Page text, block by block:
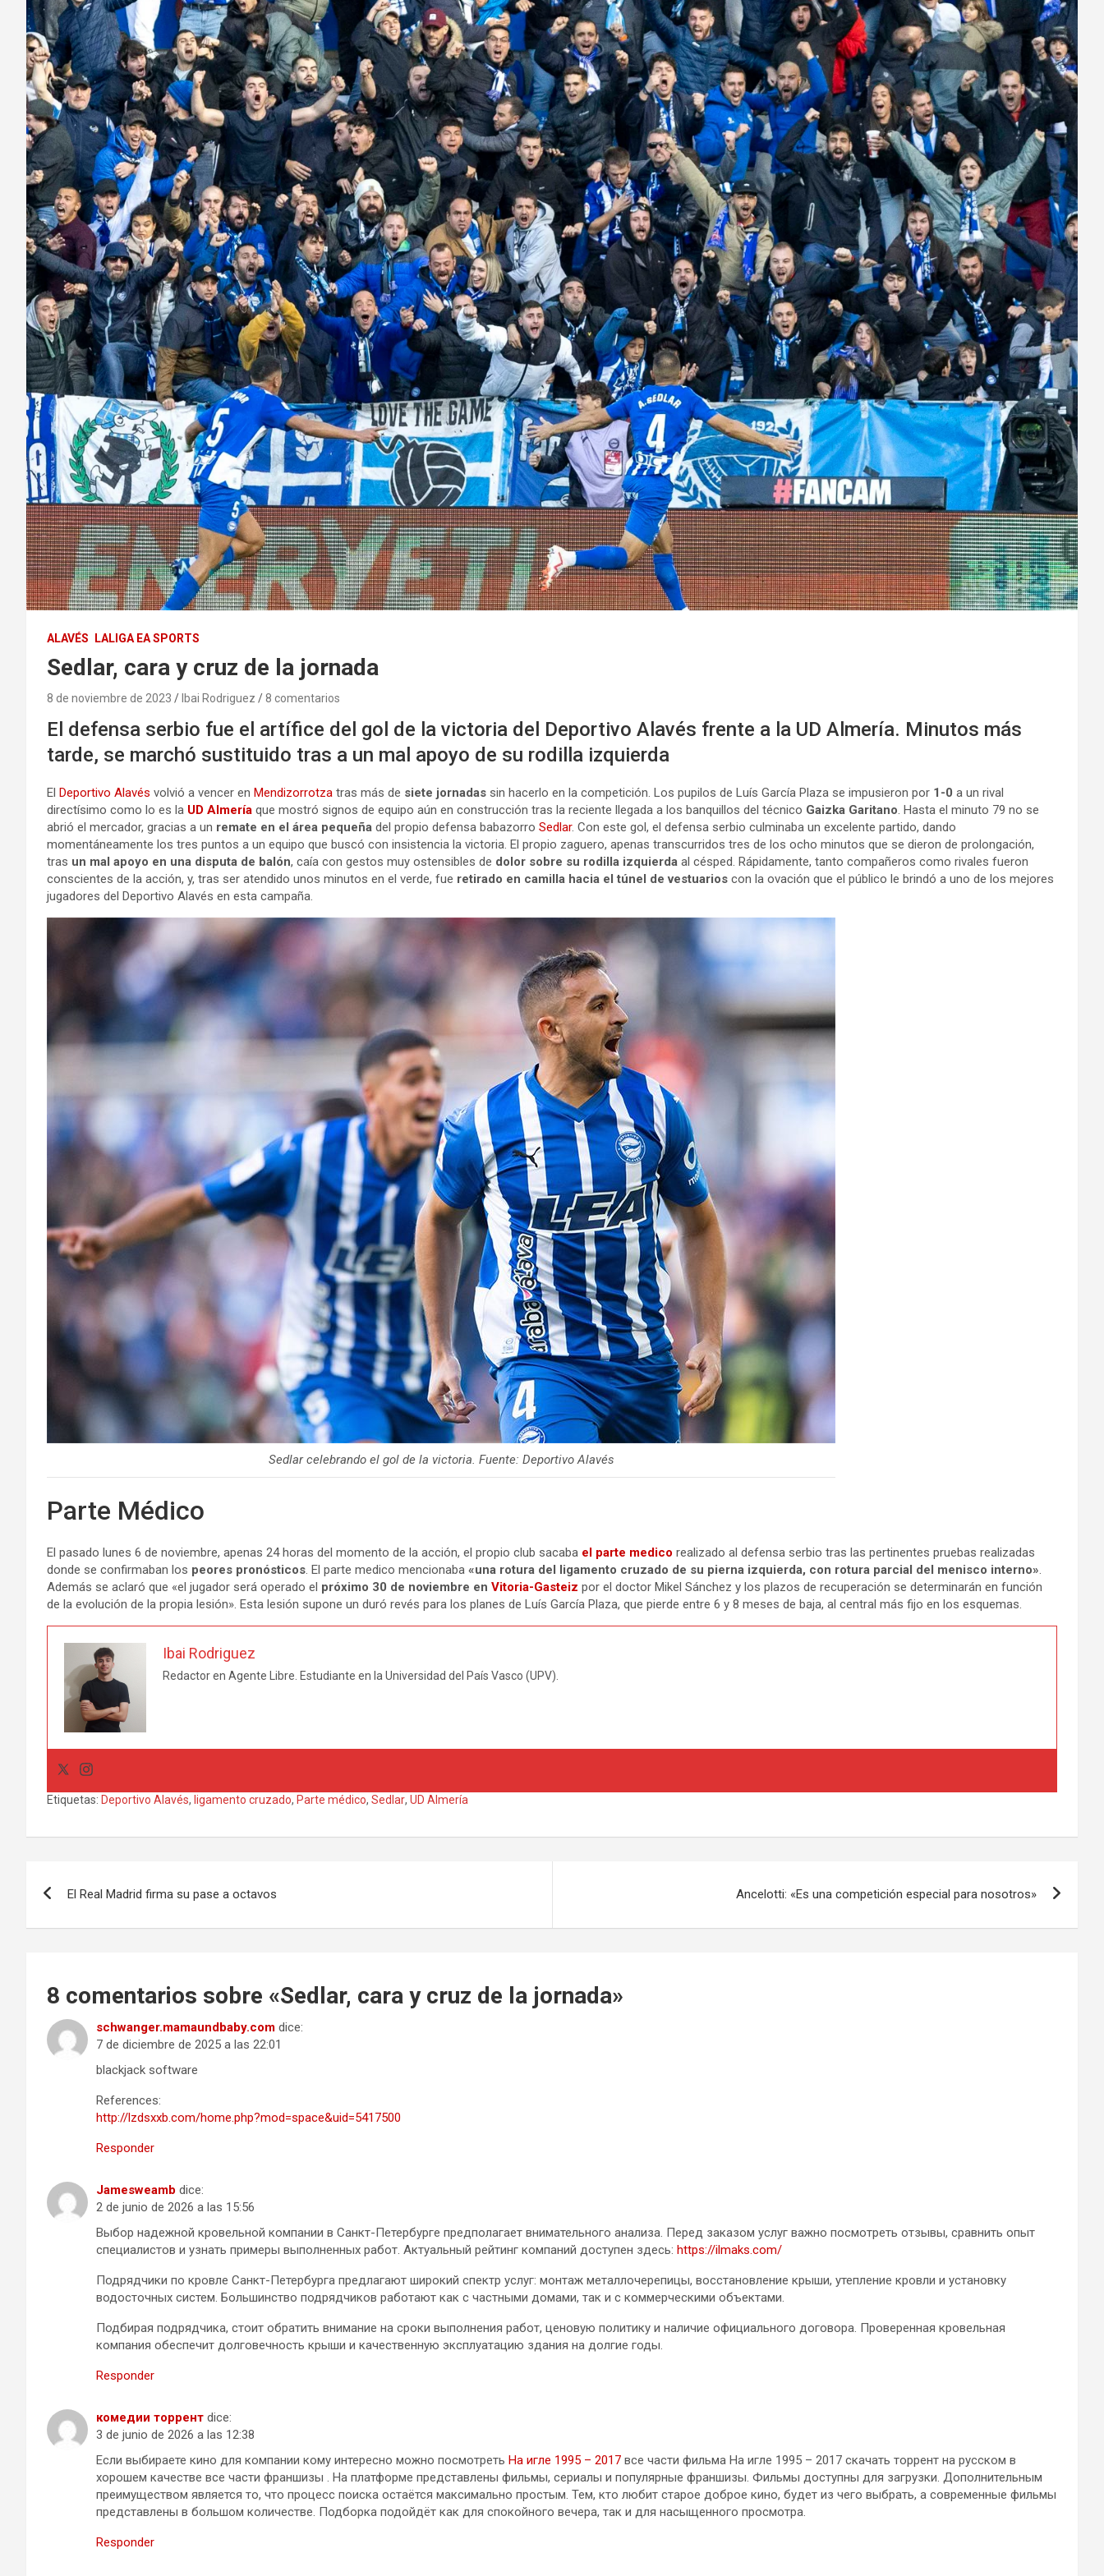
ALAVÉS LALIGA EA SPORTS
Sedlar, cara y cruz de la jornada
8 de noviembre de 2023 Ibai Rodriguez 8 comentarios
El defensa serbio fue el artífice del gol de la victoria del Deportivo Alavés frente a la UD Almería. Minutos más
tarde, se marchó sustituido tras a un mal apoyo de su rodilla izquierda
El Deportivo Alavés volvió a vencer en Mendizorrotza tras más de siete jornadas sin hacerlo en la competición. Los pupilos de Luís García Plaza se impusieron por 1-0 a un rival
directísimo como lo es la UD Almería que mostró signos de equipo aún en construcción tras la reciente llegada a los banquillos del técnico Gaizka Garitano. Hasta el minuto 79 no se
abrió el mercador, gracias a un remate en el área pequeña del propio defensa babazorro Sedlar. Con este gol, el defensa serbio culminaba un excelente partido, dando
momentáneamente los tres puntos a un equipo que buscó con insistencia la victoria. El propio zaguero, apenas transcurridos tres de los ocho minutos que se dieron de prolongación,
tras un mal apoyo en una disputa de balón, caía con gestos muy ostensibles de dolor sobre su rodilla izquierda al césped. Rápidamente, tanto compañeros como rivales fueron
conscientes de la acción, y, tras ser atendido unos minutos en el verde, fue retirado en camilla hacia el túnel de vestuarios con la ovación que el público le brindó a uno de los mejores
jugadores del Deportivo Alavés en esta campaña.
Sedlar celebrando el gol de la victoria. Fuente: Deportivo Alavés
Parte Médico
El pasado lunes 6 de noviembre, apenas 24 horas del momento de la acción, el propio club sacaba el parte medico realizado al defensa serbio tras las pertinentes pruebas realizadas
donde se confirmaban los peores pronósticos. El parte medico mencionaba «una rotura del ligamento cruzado de su pierna izquierda, con rotura parcial del menisco interno».
Además se aclaró que «el jugador será operado el próximo 30 de noviembre en Vitoria-Gasteiz por el doctor Mikel Sánchez y los plazos de recuperación se determinarán en función
de la evolución de la propia lesión». Esta lesión supone un duró revés para los planes de Luís García Plaza, que pierde entre 6 y 8 meses de baja, al central más fijo en los esquemas.
Ibai Rodriguez
Redactor en Agente Libre. Estudiante en la Universidad del País Vasco (UPV).
Etiquetas: Deportivo Alavés, ligamento cruzado, Parte médico, Sedlar, UD Almería
El Real Madrid firma su pase a octavos Ancelotti: «Es una competición especial para nosotros»
8 comentarios sobre «Sedlar, cara y cruz de la jornada»
schwanger.mamaundbaby.com dice:
7 de diciembre de 2025 a las 22:01
blackjack software
References:
http://lzdsxxb.com/home.php?mod=space&uid=5417500
Responder
Jamesweamb dice:
2 de junio de 2026 a las 15:56
Выбор надежной кровельной компании в Санкт-Петербурге предполагает внимательного анализа. Перед заказом услуг важно посмотреть отзывы, сравнить опыт
специалистов и узнать примеры выполненных работ. Актуальный рейтинг компаний доступен здесь: https://ilmaks.com/
Подрядчики по кровле Санкт-Петербурга предлагают широкий спектр услуг: монтаж металлочерепицы, восстановление крыши, утепление кровли и установку
водосточных систем. Большинство подрядчиков работают как с частными домами, так и с коммерческими объектами.
Подбирая подрядчика, стоит обратить внимание на сроки выполнения работ, ценовую политику и наличие официального договора. Проверенная кровельная
компания обеспечит долговечность крыши и качественную эксплуатацию здания на долгие годы.
Responder
комедии торрент dice:
3 de junio de 2026 a las 12:38
Если выбираете кино для компании кому интересно можно посмотреть На игле 1995 – 2017 все части фильма На игле 1995 – 2017 скачать торрент на русском в
хорошем качестве все части франшизы . На платформе представлены фильмы, сериалы и популярные франшизы. Фильмы доступны для загрузки. Дополнительным
преимуществом является то, что процесс поиска остаётся максимально простым. Тем, кто любит старое доброе кино, будет из чего выбрать, а современные фильмы
представлены в большом количестве. Подборка подойдёт как для спокойного вечера, так и для насыщенного просмотра.
Responder